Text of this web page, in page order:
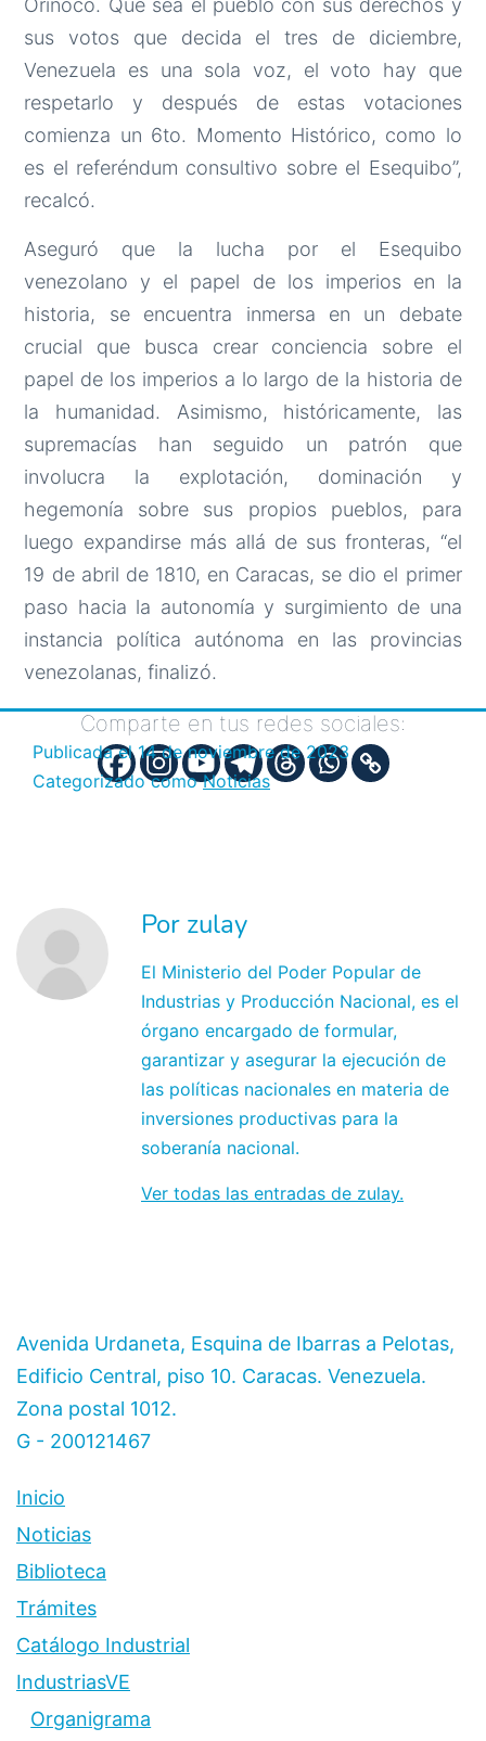
Orinoco. Que sea el pueblo con sus derechos y
sus votos que decida el tres de diciembre,
Venezuela es una sola voz, el voto hay que
respetarlo y después de estas votaciones
comienza un 6to. Momento Histórico, como lo
es el referéndum consultivo sobre el Esequibo”,
recalcó.
Aseguró que la lucha por el Esequibo
venezolano y el papel de los imperios en la
historia, se encuentra inmersa en un debate
crucial que busca crear conciencia sobre el
papel de los imperios a lo largo de la historia de
la humanidad. Asimismo, históricamente, las
supremacías han seguido un patrón que
involucra la explotación, dominación y
hegemonía sobre sus propios pueblos, para
luego expandirse más allá de sus fronteras, “el
19 de abril de 1810, en Caracas, se dio el primer
paso hacia la autonomía y surgimiento de una
instancia política autónoma en las provincias
venezolanas, finalizó.
Comparte en tus redes sociales:
Publicada el14 de noviembre de 2023
Categorizado comoNoticias
Por zulay
El Ministerio del Poder Popular de
Industrias y Producción Nacional, es el
órgano encargado de formular,
garantizar y asegurar la ejecución de
las políticas nacionales en materia de
inversiones productivas para la
soberanía nacional.
Ver todas las entradas de zulay.
Avenida Urdaneta, Esquina de Ibarras a Pelotas,
Edificio Central, piso 10. Caracas. Venezuela.
Zona postal 1012.
G - 200121467
Inicio
Noticias
Biblioteca
Trámites
Catálogo Industrial
IndustriasVE
Organigrama